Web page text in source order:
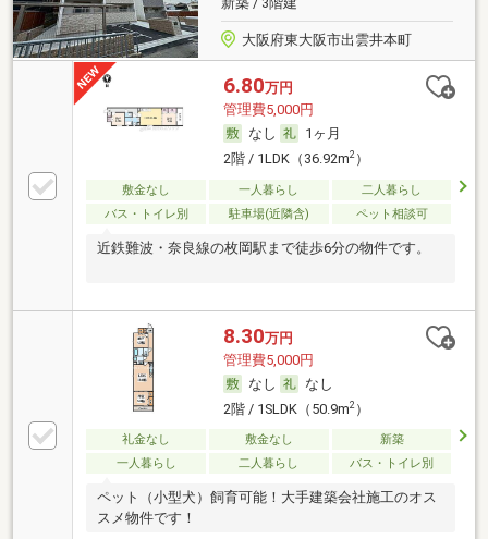
大阪府東大阪市出雲井本町
6.80万円
管理費5,000円
なし
1ヶ月
2階 / 1LDK（36.92m2）
敷金なし 一人暮らし
二人暮らし
バス・トイレ別
駐車場(近隣含) ペット相談可
近鉄難波・奈良線の枚岡駅まで徒歩6分の物件です。
8.30万円
管理費5,000円
なし
なし
2階 / 1SLDK（50.9m2）
礼金なし 敷金なし
新築
一人暮らし
二人暮らし バス・トイレ別
ペット（小型犬）飼育可能！大手建築会社施工のオス
スメ物件です！